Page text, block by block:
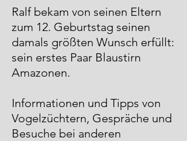
Ralf bekam von seinen Eltern
zum 12. Geburtstag seinen
damals größten Wunsch erfüllt:
sein erstes Paar Blaustirn
Amazonen.
Informationen und Tipps von
Vogelzüchtern, Gespräche und
Besuche bei anderen